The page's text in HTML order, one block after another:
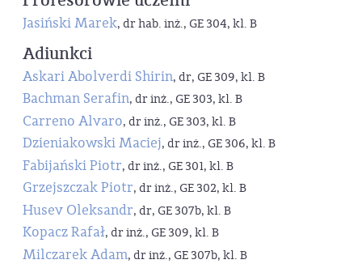
Jasiński Marek, dr hab. inż., GE 304, kl. B
Adiunkci
Askari Abolverdi Shirin, dr, GE 309, kl. B
Bachman Serafin, dr inż., GE 303, kl. B
Carreno Alvaro, dr inż., GE 303, kl. B
Dzieniakowski Maciej, dr inż., GE 306, kl. B
Fabijański Piotr, dr inż., GE 301, kl. B
Grzejszczak Piotr, dr inż., GE 302, kl. B
Husev Oleksandr, dr, GE 307b, kl. B
Kopacz Rafał, dr inż., GE 309, kl. B
Milczarek Adam, dr inż., GE 307b, kl. B